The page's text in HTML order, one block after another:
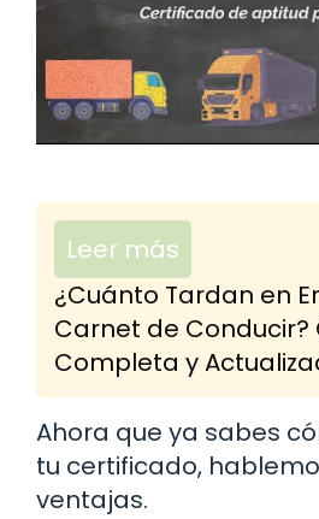
Leer más
¿Cuánto Tardan en
Carnet de Conducir?
Completa y
Ahora que ya sabes
tu certificado,
ventajas.